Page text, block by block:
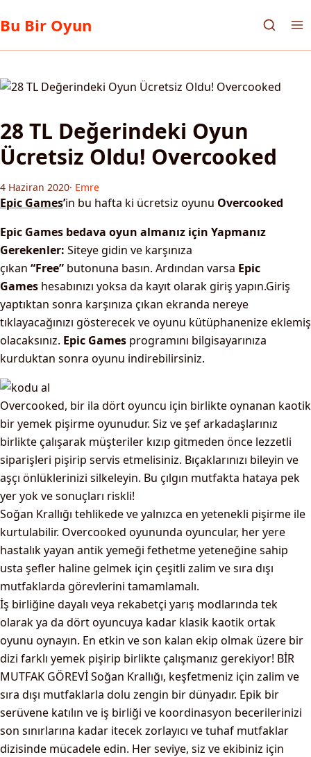
Bu Bir Oyun
28 TL Değerindeki Oyun
Ücretsiz Oldu! Overcooked
4 Haziran 2020· Emre
Epic Games’in bu hafta ki ücretsiz oyunu Overcooked
Epic Games bedava oyun almanız için Yapmanız
Gerekenler: Siteye gidin ve karşınıza
çıkan “Free” butonuna basın. Ardından varsa Epic
Games hesabınızı yoksa da kayıt olarak giriş yapın.Giriş
yaptıktan sonra karşınıza çıkan ekranda nereye
tıklayacağınızı gösterecek ve oyunu kütüphanenize eklemiş
olacaksınız. Epic Games programını bilgisayarınıza
kurduktan sonra oyunu indirebilirsiniz.
Overcooked, bir ila dört oyuncu için birlikte oynanan kaotik
bir yemek pişirme oyunudur. Siz ve şef arkadaşlarınız
birlikte çalışarak müşteriler kızıp gitmeden önce lezzetli
siparişleri pişirip servis etmelisiniz. Bıçaklarınızı bileyin ve
aşçı önlüklerinizi silkeleyin. Bu çılgın mutfakta hataya pek
yer yok ve sonuçları riskli!
Soğan Krallığı tehlikede ve yalnızca en yetenekli pişirme ile
kurtulabilir. Overcooked oyununda oyuncular, her yere
hastalık yayan antik yemeği fethetme yeteneğine sahip
usta şefler haline gelmek için çeşitli zalim ve sıra dışı
mutfaklarda görevlerini tamamlamalı.
İş birliğine dayalı veya rekabetçi yarış modlarında tek
olarak ya da dört oyuncuya kadar klasik kaotik ortak
oyunu oynayın. En etkin ve son kalan ekip olmak üzere bir
dizi farklı yemek pişirip birlikte çalışmanız gerekiyor! BİR
MUTFAK GÖREVİSoğan Krallığı, keşfetmeniz için zalim ve
sıra dışı mutfaklarla dolu zengin bir dünyadır. Epik bir
serüvene katılın ve iş birliği ve koordinasyon becerilerinizi
son sınırlarına kadar itecek zorlayıcı ve tuhaf mutfaklar
dizisinde mücadele edin. Her seviye, siz ve ekibiniz için